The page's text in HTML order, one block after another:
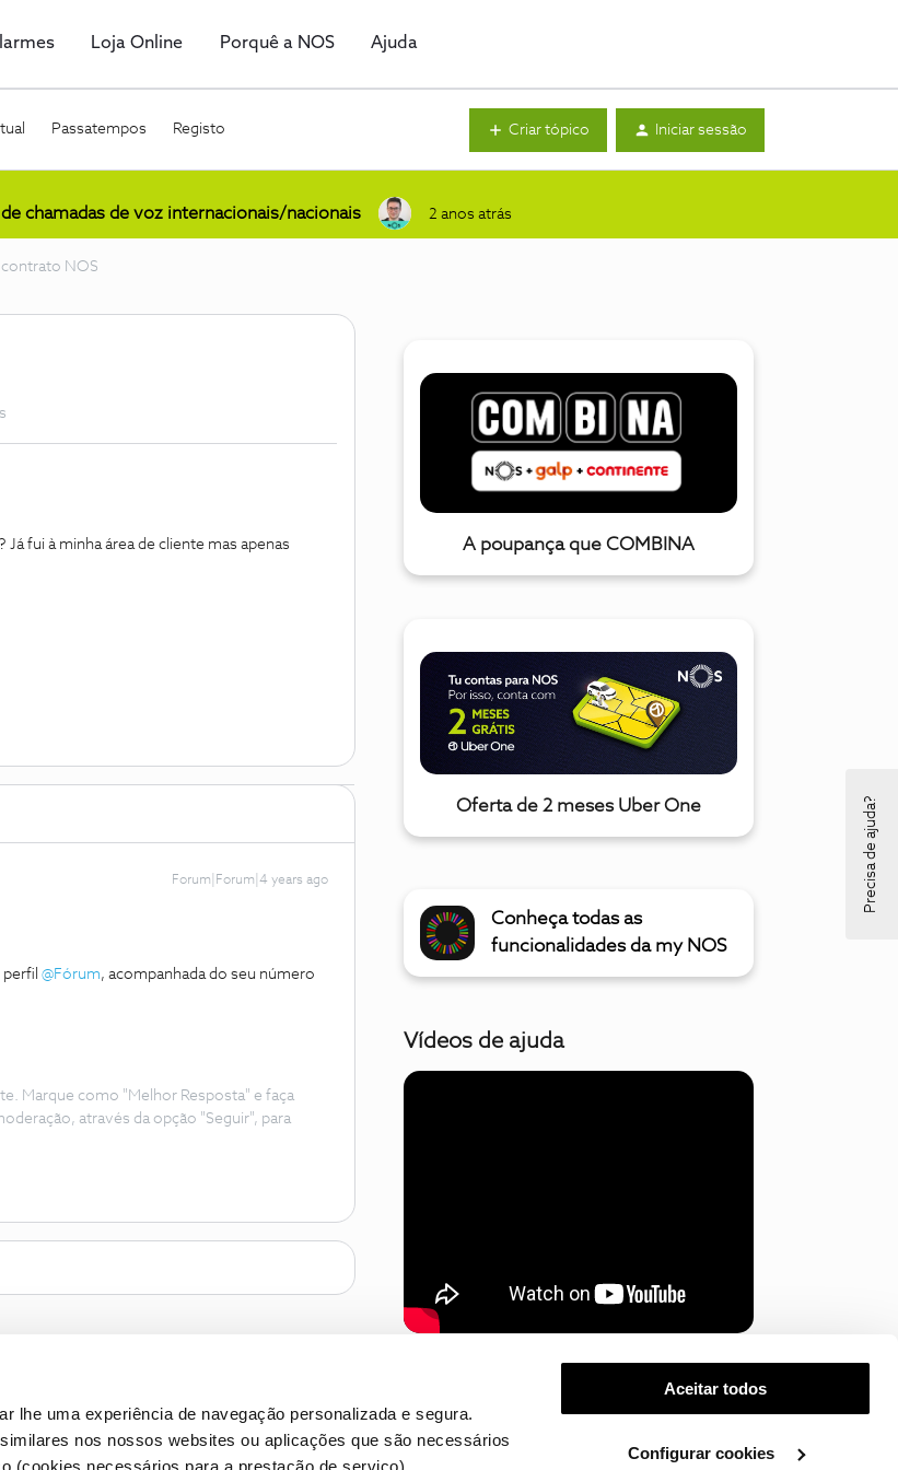
lhe uma experiência de navegação personalizada e segura.
nos nossos websites ou aplicações que são necessários
Aceitar todos
Configurar cookies
Loja Online Porquê a NOS Ajuda
Passatempos Registo Criar tópico Iniciar sessão
chamadas de voz internacionais/nacionais 2 anos atrás
contrato NOS
fui à minha área de cliente mas apenas
Forum|Forum|4 years ago
@Fórum, acompanhada do seu número
Marque como "Melhor Resposta" e faça
através da opção "Seguir", para
A poupança que COMBINA
Oferta de 2 meses Uber One
Conheça todas as
funcionalidades da my NOS
Vídeos de ajuda
Precisa de ajuda?